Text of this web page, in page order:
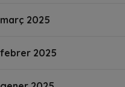
març 2025
febrer 2025